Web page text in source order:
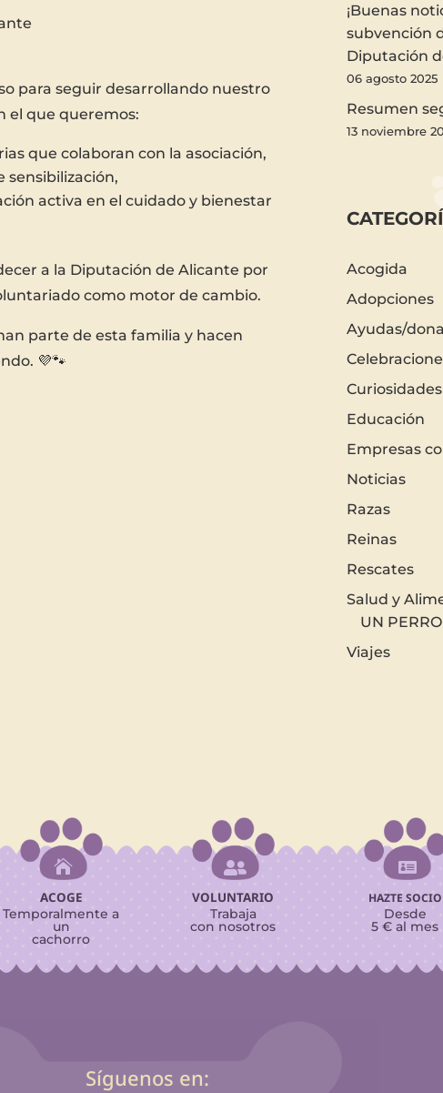
para seguir desarrollando nuestro
el que queremos:
que colaboran con la asociación,
sensibilización,
activa en el cuidado y bienestar
a la Diputación de Alicante por
como motor de cambio.
parte de esta familia y hacen
💜🐾
¡Buenas
subvención
Diputación
06 agosto 2025
Resumen
13 noviembre
Acogida
Adopciones
Ayudas/
Curiosidades
Educación
Empresas
Noticias
Razas
Reinas
Rescates
Salud y
UN
Viajes

ACOGE
Temporalmente a
un
cachorro

VOLUNTARIO
Trabaja
con nosotros

HAZTE SOCIO
Desde
5 € al mes
Síguenos en: